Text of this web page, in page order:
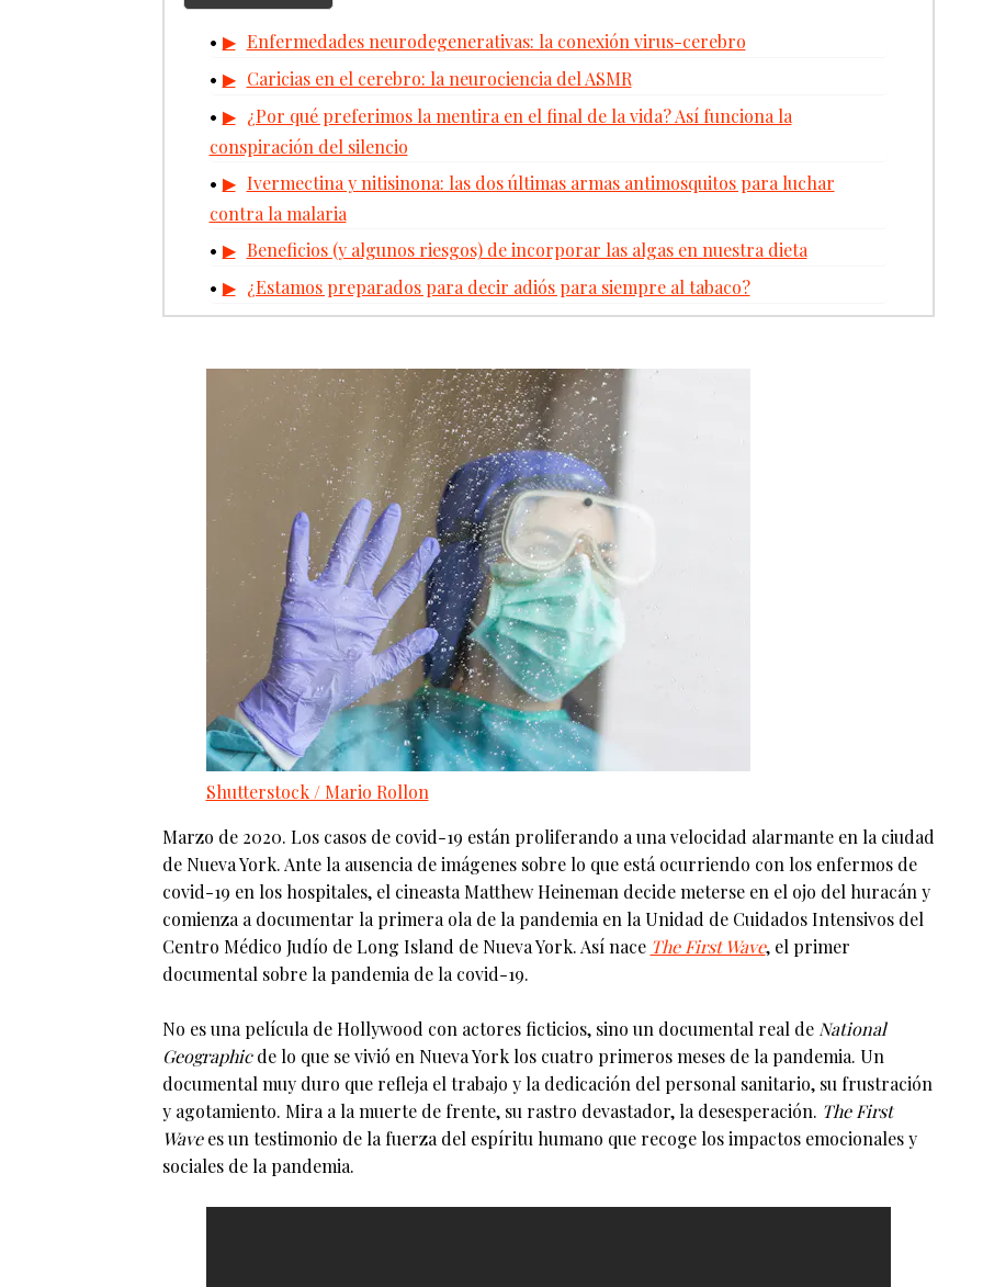
Enfermedades neurodegenerativas: la conexión virus-cerebro
Caricias en el cerebro: la neurociencia del ASMR
¿Por qué preferimos la mentira en el final de la vida? Así funciona la
conspiración del silencio
Ivermectina y nitisinona: las dos últimas armas antimosquitos para luchar
contra la malaria
Beneficios (y algunos riesgos) de incorporar las algas en nuestra dieta
¿Estamos preparados para decir adiós para siempre al tabaco?
Shutterstock / Mario Rollon
Marzo de 2020. Los casos de covid-19 están proliferando a una velocidad alarmante en la ciudad
de Nueva York. Ante la ausencia de imágenes sobre lo que está ocurriendo con los enfermos de
covid-19 en los hospitales, el cineasta Matthew Heineman decide meterse en el ojo del huracán y
comienza a documentar la primera ola de la pandemia en la Unidad de Cuidados Intensivos del
Centro Médico Judío de Long Island de Nueva York. Así nace The First Wave, el primer
documental sobre la pandemia de la covid-19.
No es una película de Hollywood con actores ficticios, sino un documental real de National
Geographicde lo que se vivió en Nueva York los cuatro primeros meses de la pandemia. Un
documental muy duro que refleja el trabajo y la dedicación del personal sanitario, su frustración
y agotamiento. Mira a la muerte de frente, su rastro devastador, la desesperación. The First
Wavees un testimonio de la fuerza del espíritu humano que recoge los impactos emocionales y
sociales de la pandemia.